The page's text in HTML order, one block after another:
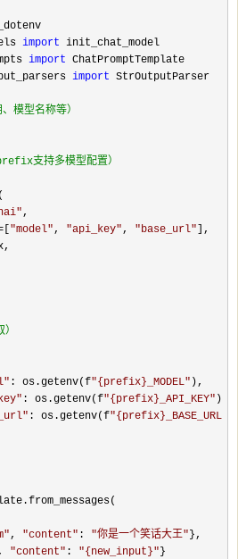
import
import
import StrOutputParser
模型名称等）
支持多模型配置）
",
"model", "api_key", "base_url" ],
" : os.getenv(f"{prefix}_MODEL" ),
" : os.getenv(f"{prefix}_API_KEY" ),
" : os.getenv(f"{prefix}_BASE_URL
", "content" : "你是一个笑话大王" },
"content" : "{new_input}" }